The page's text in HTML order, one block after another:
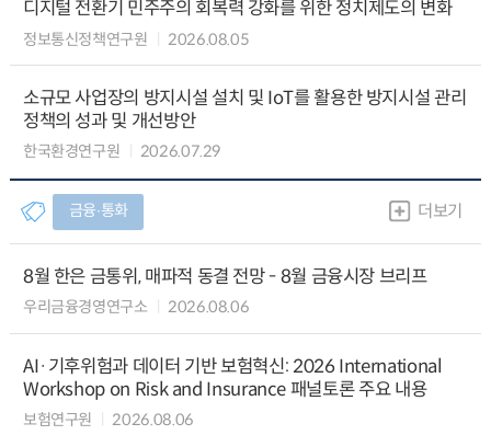
디지털 전환기 민주주의 회복력 강화를 위한 정치제도의 변화
정보통신정책연구원 2026.08.05
소규모 사업장의 방지시설 설치 및 IoT를 활용한 방지시설 관리
정책의 성과 및 개선방안
한국환경연구원 2026.07.29
금융∙통화 더보기
8월 한은 금통위, 매파적 동결 전망 - 8월 금융시장 브리프
우리금융경영연구소 2026.08.06
AI·기후위험과 데이터 기반 보험혁신: 2026 International
Workshop on Risk and Insurance 패널토론 주요 내용
보험연구원 2026.08.06